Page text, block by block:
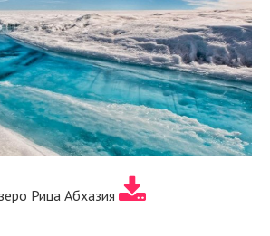
Рица Абхазия